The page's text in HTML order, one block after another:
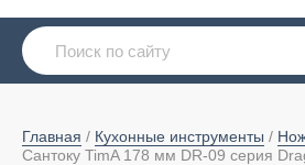
Главная / Кухонные инструменты /
Сантоку TimA 178 мм DR-09 серия